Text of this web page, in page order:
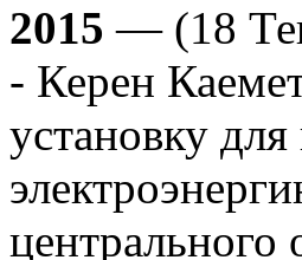
2015 — (18
- Керен
установку